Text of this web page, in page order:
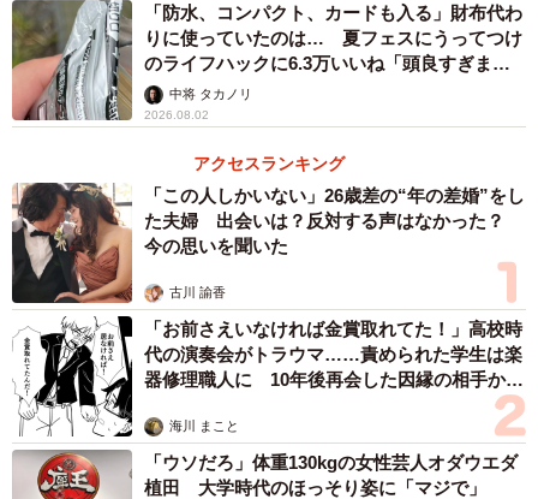
「防水、コンパクト、カードも入る」財布代わ
りに使っていたのは… 夏フェスにうってつけ
のライフハックに6.3万いいね「頭良すぎま
す」中将 タカノリ
2026.08.02
アクセスランキング
「この人しかいない」26歳差の“年の差婚”をし
た夫婦 出会いは？反対する声はなかった？
今の思いを聞いた
古川 諭香
「お前さえいなければ金賞取れてた！」高校時
代の演奏会がトラウマ……責められた学生は楽
器修理職人に 10年後再会した因縁の相手から
海川 まこと
「ウソだろ」体重130kgの女性芸人オダウエダ
植田 大学時代のほっそり姿に「マジで」